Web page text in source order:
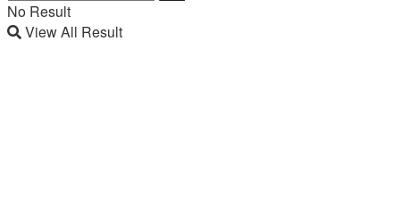
No Result
View All Result